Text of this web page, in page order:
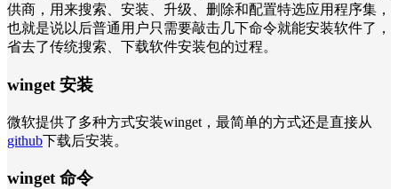
供商，用来搜索、安装、升级、删除和配置特选应用程序集，
也就是说以后普通用户只需要敲击几下命令就能安装软件了，
省去了传统搜索、下载软件安装包的过程。
winget 安装
微软提供了多种方式安装winget，最简单的方式还是直接从
github下载后安装。
winget 命令